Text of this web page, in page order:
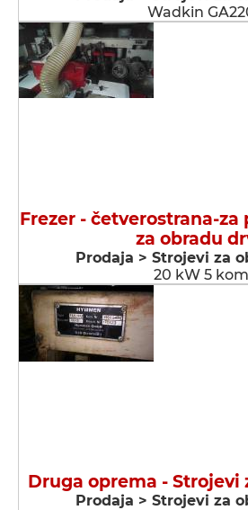
Wadkin
Frezer - četverostrana-za
za obradu
Prodaja > Strojevi za
20 kW 5 kom
Druga oprema - Strojevi
Prodaja > Strojevi za